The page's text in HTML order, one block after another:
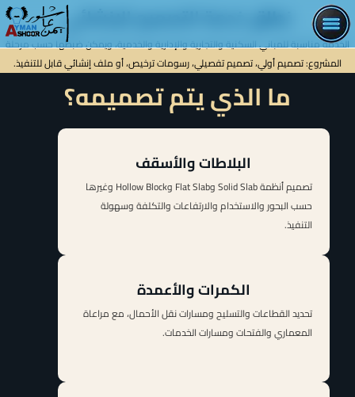
تحويل التصميم المعماري إلى هيكل آمن واقتصادي وقابل للتنفيذ، من اختيار النظام
الإنشائي حتى اللوحات والنوتة الحسابية.
تواصل معنا
نطاق خدمة التصميم الإنشائي
الخدمة مناسبة للمباني السكنية والتجارية والإدارية والخدمية، ويمكن ضبطها حسب مرحلة
المشروع: تصميم أولي، تصميم تفصيلي، رسومات ترخيص، أو ملف إنشائي قابل للتنفيذ.
ما الذي يتم تصميمه؟
البلاطات والأسقف
تصميم أنظمة Solid Slab وFlat Slab وHollow Block وغيرها
حسب البحور والاستخدام والارتفاعات والتكلفة وسهولة
التنفيذ.
الكمرات والأعمدة
تحديد القطاعات والتسليح ومسارات نقل الأحمال، مع مراعاة
المعماري والفتحات ومسارات الخدمات.